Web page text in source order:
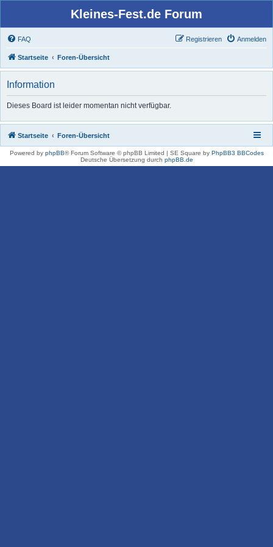
Kleines-Fest.de Forum
FAQ Anmelden
Registrieren
Startseite Foren-Übersicht
Information
Dieses Board ist leider momentan nicht verfügbar.
Startseite Foren-Übersicht
Powered by phpBB® Forum Software © phpBB Limited | SE Square by PhpBB3 BBCodes
Deutsche Übersetzung durch phpBB.de